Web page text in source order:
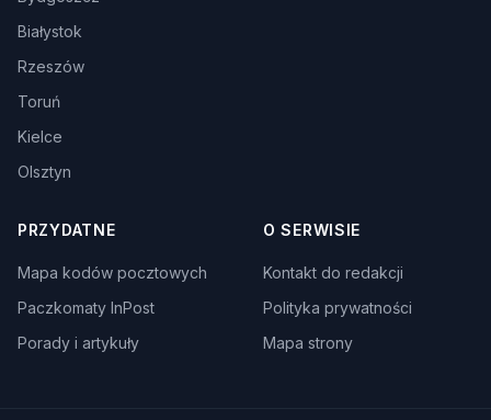
Białystok
Rzeszów
Toruń
Kielce
Olsztyn
PRZYDATNE
Mapa kodów pocztowych
Paczkomaty InPost
Porady i artykuły
O SERWISIE
Kontakt do redakcji
Polityka prywatności
Mapa strony